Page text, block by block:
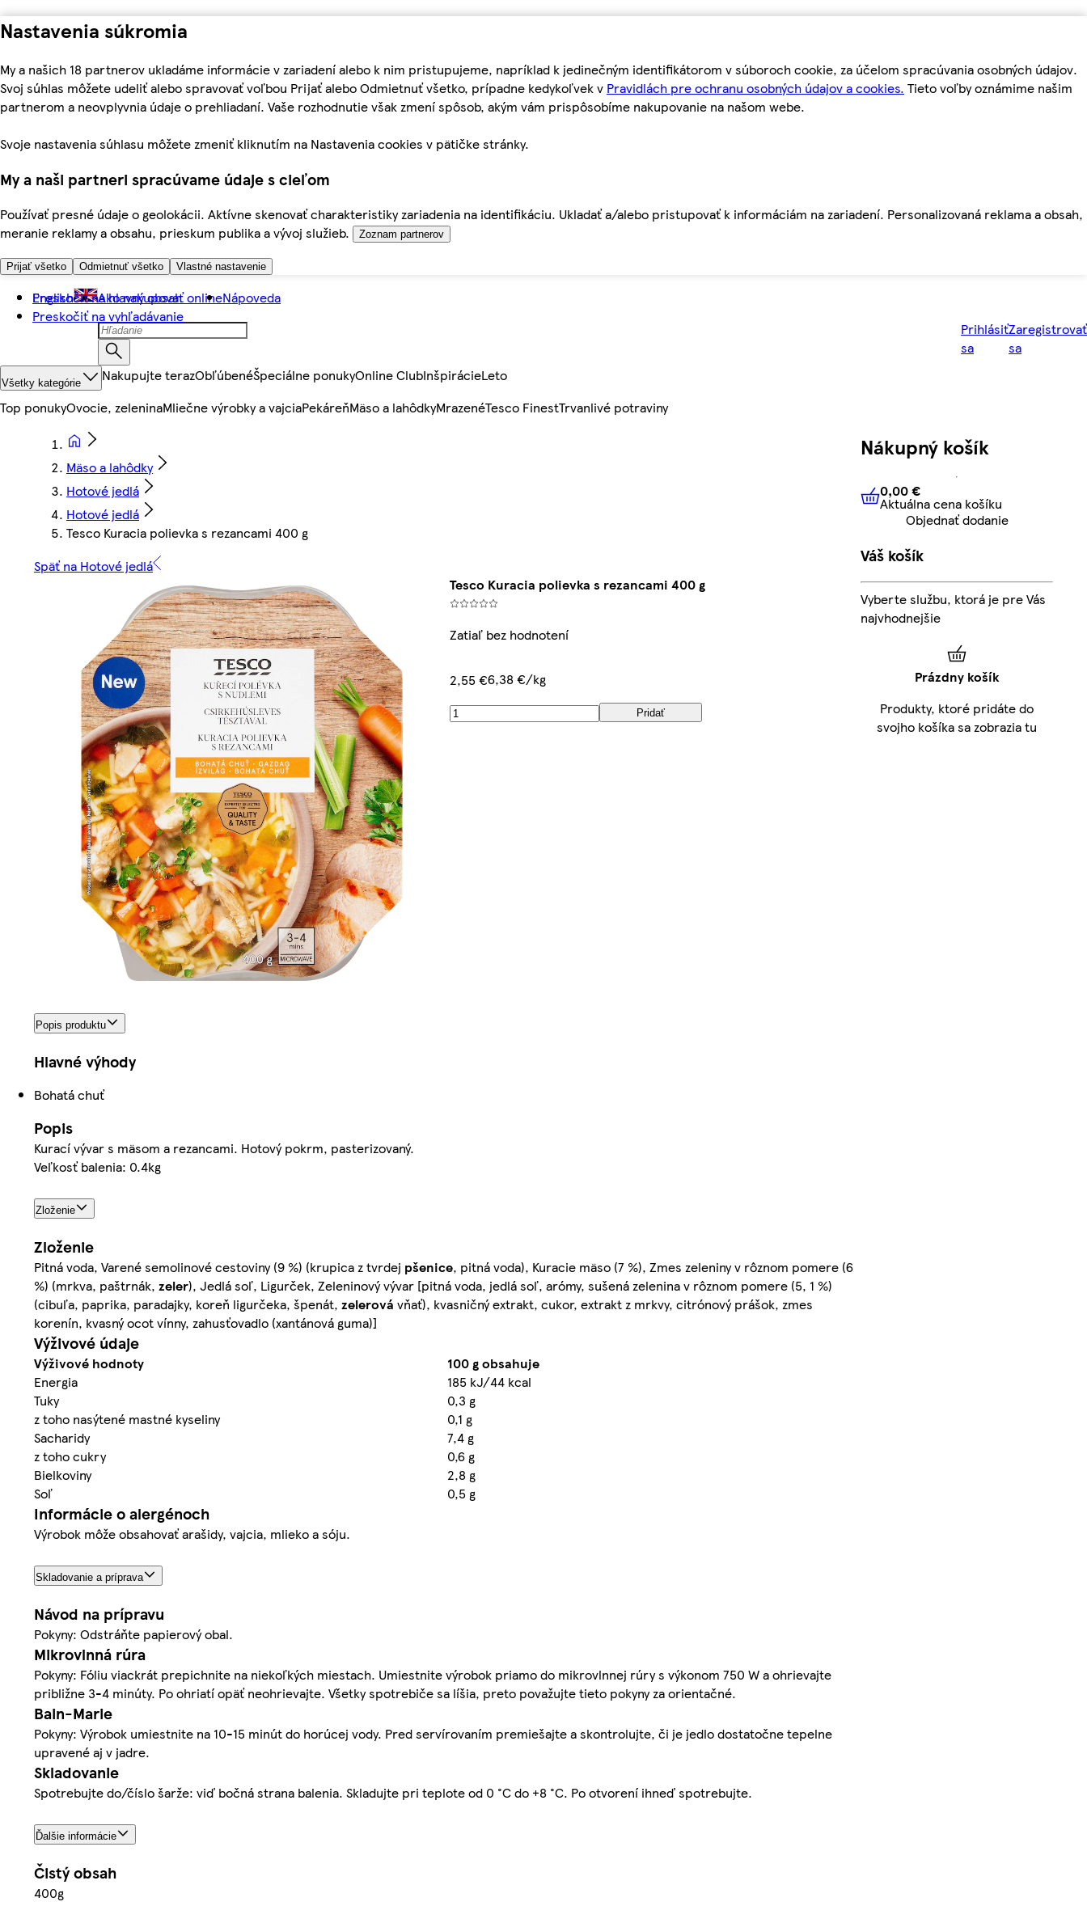
Nastavenia súkromia
My a našich 18 partnerov ukladáme informácie v zariadení alebo k nim pristupujeme, napríklad k jedinečným identifikátorom v súboroch cookie, za účelom spracúvania osobných údajov.
Svoj súhlas môžete udeliť alebo spravovať voľbou Prijať alebo Odmietnuť všetko, prípadne kedykoľvek v Pravidlách pre ochranu osobných údajov a cookies. Tieto voľby oznámime našim
partnerom a neovplyvnia údaje o prehliadaní. Vaše rozhodnutie však zmení spôsob, akým vám prispôsobíme nakupovanie na našom webe.
Svoje nastavenia súhlasu môžete zmeniť kliknutím na Nastavenia cookies v pätičke stránky.
My a naši partneri spracúvame údaje s cieľom
Používať presné údaje o geolokácii. Aktívne skenovať charakteristiky zariadenia na identifikáciu. Ukladať a/alebo pristupovať k informáciám na zariadení. Personalizovaná reklama a obsah,
meranie reklamy a obsahu, prieskum publika a vývoj služieb.
Zoznam partnerov
Prijať všetko Odmietnuť všetko Vlastné nastavenie
Preskočiť na hlavný obsah
Preskočiť na vyhľadávanie
English Ako nakupovať onlineNápoveda
Prihlásiť
sa
Zaregistrovať
sa
Všetky kategórie Nakupujte terazObľúbenéŠpeciálne ponukyOnline ClubInšpirácieLeto
Top ponukyOvocie, zeleninaMliečne výrobky a vajciaPekáreňMäso a lahôdkyMrazenéTesco FinestTrvanlivé potraviny
Mäso a lahôdky
Hotové jedlá
Hotové jedlá
Tesco Kuracia polievka s rezancami 400 g
Späť na Hotové jedlá
Tesco Kuracia polievka s rezancami 400 g
Zatiaľ bez hodnotení
2,55 €6,38 €/kg
Pridať
Popis produktu
Hlavné výhody
Bohatá chuť
Popis
Kurací vývar s mäsom a rezancami. Hotový pokrm, pasterizovaný.
Veľkosť balenia: 0.4kg
Zloženie
Zloženie
Pitná voda, Varené semolinové cestoviny (9 %) (krupica z tvrdej pšenice, pitná voda), Kuracie mäso (7 %), Zmes zeleniny v rôznom pomere (6
%) (mrkva, paštrnák, zeler), Jedlá soľ, Ligurček, Zeleninový vývar [pitná voda, jedlá soľ, arómy, sušená zelenina v rôznom pomere (5, 1 %)
(cibuľa, paprika, paradajky, koreň ligurčeka, špenát, zelerová vňať), kvasničný extrakt, cukor, extrakt z mrkvy, citrónový prášok, zmes
korenín, kvasný ocot vínny, zahusťovadlo (xantánová guma)]
Výživové údaje
Výživové hodnoty
100 g obsahuje
Energia
185 kJ/44 kcal
Tuky
0,3 g
z toho nasýtené mastné kyseliny
0,1 g
Sacharidy
7,4 g
z toho cukry
0,6 g
Bielkoviny
2,8 g
Soľ
0,5 g
Informácie o alergénoch
Výrobok môže obsahovať arašidy, vajcia, mlieko a sóju.
Skladovanie a príprava
Návod na prípravu
Pokyny: Odstráňte papierový obal.
Mikrovlnná rúra
Pokyny: Fóliu viackrát prepichnite na niekoľkých miestach. Umiestnite výrobok priamo do mikrovlnnej rúry s výkonom 750 W a ohrievajte
približne 3-4 minúty. Po ohriatí opäť neohrievajte. Všetky spotrebiče sa líšia, preto považujte tieto pokyny za orientačné.
Bain-Marie
Pokyny: Výrobok umiestnite na 10-15 minút do horúcej vody. Pred servírovaním premiešajte a skontrolujte, či je jedlo dostatočne tepelne
upravené aj v jadre.
Skladovanie
Spotrebujte do/číslo šarže: viď bočná strana balenia. Skladujte pri teplote od 0 °C do +8 °C. Po otvorení ihneď spotrebujte.
Ďalšie informácie
Čistý obsah
400g
Nákupný košík
0,00 € Aktuálna cena košíku
0,00 €
Aktuálna cena košíku
Objednať dodanie
Váš košík
Vyberte službu, ktorá je pre Vás
najvhodnejšie
Prázdny košík
Produkty, ktoré pridáte do
svojho košíka sa zobrazia tu